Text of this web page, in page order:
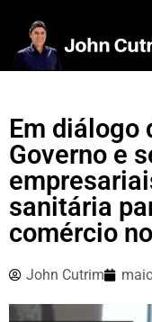
Em diálogo
Governo e
sanitária
comércio
John Cutrim